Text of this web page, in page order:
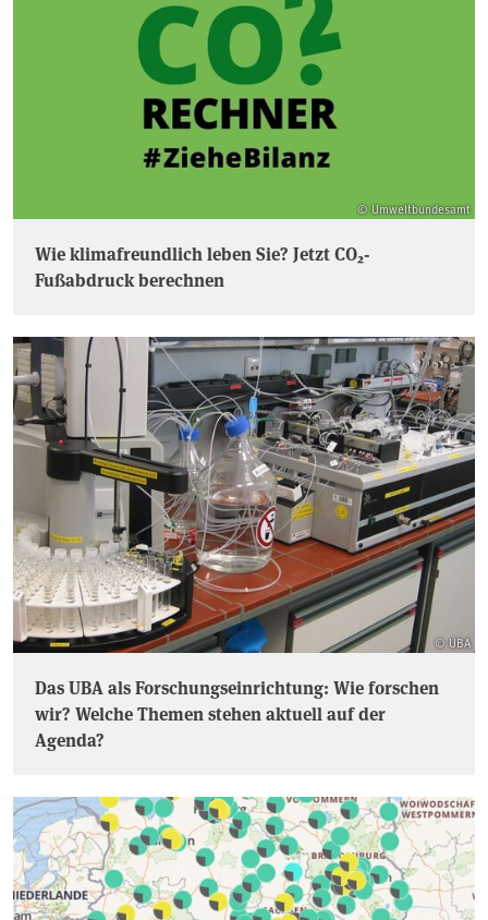
© Umweltbundesamt
Wie klimafreundlich leben Sie? Jetzt CO₂-
Fußabdruck berechnen
© UBA
Das UBA als Forschungseinrichtung: Wie forschen
wir? Welche Themen stehen aktuell auf der
Agenda?